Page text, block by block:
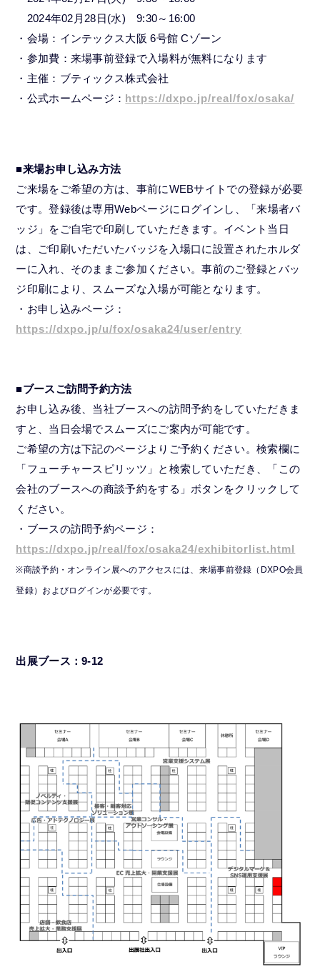
2024年02月28日(水) 9:30～16:00
・会場：インテックス大阪 6号館 Cゾーン
・参加費：来場事前登録で入場料が無料になります
・主催：ブティックス株式会社
・公式ホームページ： https://dxpo.jp/real/fox/osaka/
■来場お申し込み方法
ご来場をご希望の方は、事前にWEBサイトでの登録が必要
です。登録後は専用Webページにログインし、「来場者バ
ッジ」をご自宅で印刷していただきます。イベント当日
は、ご印刷いただいたバッジを入場口に設置されたホルダ
ーに入れ、そのままご参加ください。事前のご登録とバッ
ジ印刷により、スムーズな入場が可能となります。
・お申し込みページ：
https://dxpo.jp/u/fox/osaka24/user/entry
■ブースご訪問予約方法
お申し込み後、当社ブースへの訪問予約をしていただきま
すと、当日会場でスムーズにご案内が可能です。
ご希望の方は下記のページよりご予約ください。検索欄に
「フューチャースピリッツ」と検索していただき、「この
会社のブースへの商談予約をする」ボタンをクリックして
ください。
・ブースの訪問予約ページ：
https://dxpo.jp/real/fox/osaka24/exhibitorlist.html
※商談予約・オンライン展へのアクセスには、来場事前登録（DXPO会員
登録）およびログインが必要です。
出展ブース：9-12